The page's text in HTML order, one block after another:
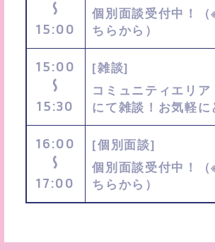
〜
15:00
個別面談受付中！（
ちらから）
15:00
〜
15:30
[雑談]
コミュニティエリア
にて雑談！お気軽に
16:00
〜
17:00
[個別面談]
個別面談受付中！（
ちらから）